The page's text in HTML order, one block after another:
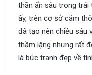
thần ẩn sâu trong trái
ấy, trên cơ sở cảm
đã tạo nên chiều sâu
thầm lặng nhưng rất
là bức tranh đẹp về